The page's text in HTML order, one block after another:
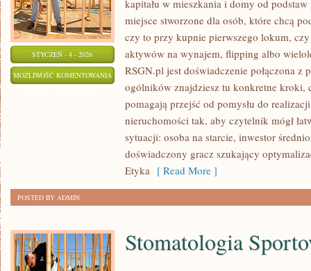
STYCZEŃ - 4 - 2026
MOŻLIWOŚĆ KOMENTOWANIA NEGOCJACJE
CENOWE
kapitału w mieszkania i domy od podstaw
miejsce stworzone dla osób, które chcą
czy to przy kupnie pierwszego lokum,
aktywów na wynajem, flipping albo
RSGN.pl jest doświadczenie połączona z
ogólników znajdziesz tu konkretne kroki,
pomagają przejść od pomysłu do
nieruchomości tak, aby czytelnik mógł
sytuacji: osoba na starcie, inwestor
doświadczony gracz szukający
Etyka [ Read More ]
POSTED BY ADMIN
Stomatologia